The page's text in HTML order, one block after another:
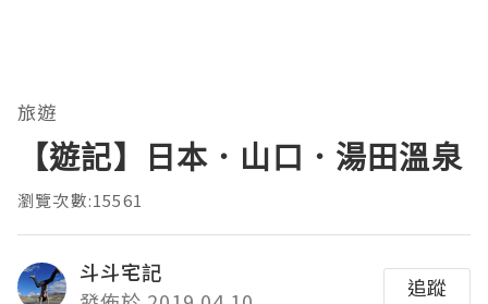
旅遊
【遊記】日本．山口．湯田溫泉
瀏覽次數:15561
斗斗宅記
追蹤